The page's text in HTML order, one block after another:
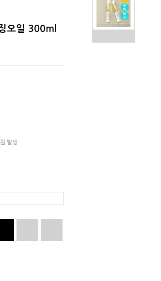
오일 300ml
발생